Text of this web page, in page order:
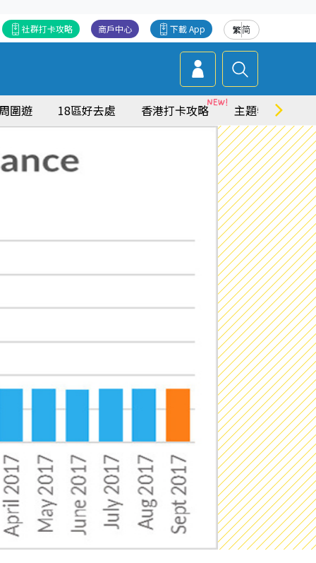
繁简
下載 App
商戶中心
社群打卡攻略
圍遊 18區好去處 香港打卡攻略 主題特集